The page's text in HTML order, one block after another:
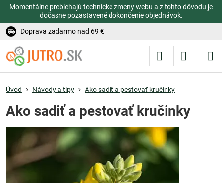
Momentálne prebiehajú technické zmeny webu a z tohto dôvodu je
dočasne pozastavené dokončenie objednávok.
Doprava zadarmo nad 69 €
Úvod Návody a tipy Ako sadiť a pestovať kručinky
Ako sadiť a pestovať kručinky